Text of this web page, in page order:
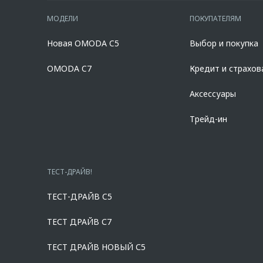
составляет 7,700% при первоначальном взносе 50,000% от
полиса КАСКО. При отказе от полиса КАСКО/отсутствии
platformId=alfasiteКредит предоставляет АО Альфа-Банк.
МОДЕЛИ
Новая OMODA C5
OMODA C7
ПОКУПАТЕЛЯМ
Выбор и покупка
Кредит и
Аксессуары
Трейд-ин
ТЕСТ-ДРАЙВ!
ТЕСТ-ДРАЙВ C5
ТЕСТ ДРАЙВ С7
ТЕСТ ДРАЙВ НОВЫЙ С5